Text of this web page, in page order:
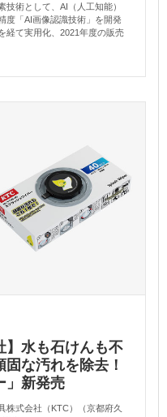
術として、AI（人工知能）
度「AI画像認識技術」を開発
経て実用化、2021年度の販売
】水も石けんも不
な汚れを除去！
」新発売
株式会社（KTC）（京都府久